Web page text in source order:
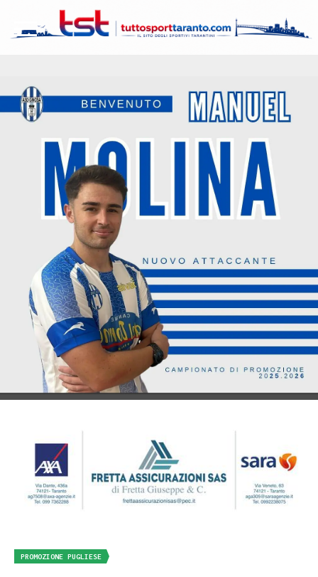
PROMOZIONE PUGLIESE